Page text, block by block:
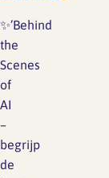
✨’Behind
the
Scenes
of
AI
–
begrijp
de